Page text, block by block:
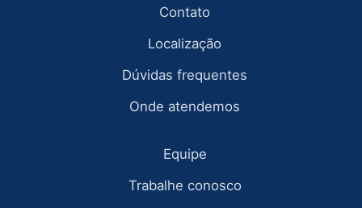
Contato
Localização
Dúvidas frequentes
Onde atendemos
Equipe
Trabalhe conosco